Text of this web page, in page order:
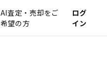
AI査定・売却をご
希望の方
ログ
イン